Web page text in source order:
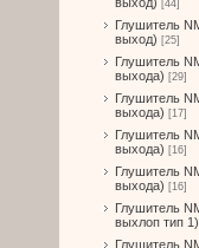
[44]
Глушитель
выход) [25]
Глушитель
выхода) [29]
Глушитель
выхода) [17]
Глушитель
выхода) [16]
Глушитель
выхода) [16]
Глушитель
выхлоп тип 1)
Глушитель